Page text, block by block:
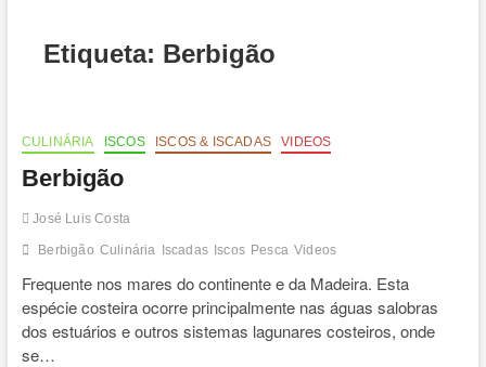
Etiqueta: Berbigão
CULINÁRIA ISCOS ISCOS & ISCADAS VIDEOS
Berbigão
José Luis Costa
Berbigão Culinária Iscadas Iscos Pesca Videos
Frequente nos mares do continente e da Madeira. Esta
espécie costeira ocorre principalmente nas águas salobras
dos estuários e outros sistemas lagunares costeiros, onde
se…